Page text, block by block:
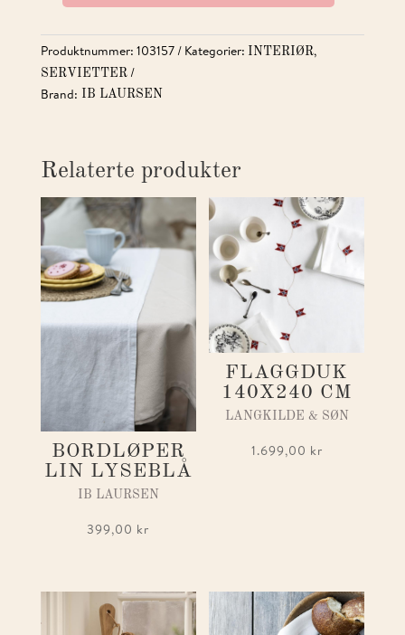
Produktnummer: 103157 Kategorier: INTERIØR,
SERVIETTER
Brand: IB LAURSEN
Relaterte produkter
BORDLØPER
LIN LYSEBLÅ
IB LAURSEN
399,00 kr
FLAGGDUK
140X240 CM
LANGKILDE & SØN
1.699,00 kr